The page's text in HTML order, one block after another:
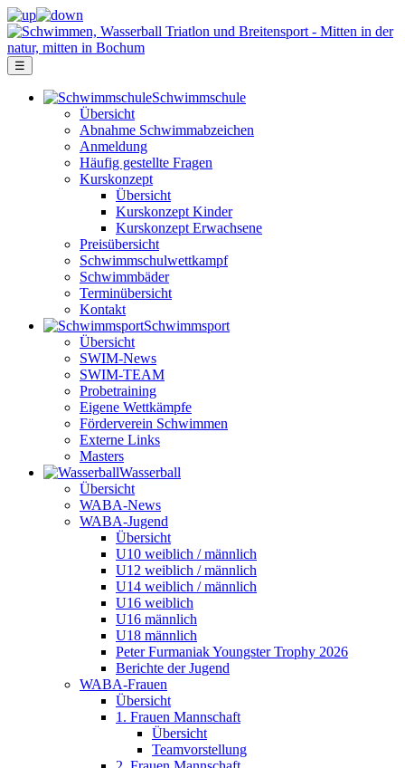
☰
Schwimm­schule
Übersicht
Ab­nah­me Schwimm­ab­zei­chen
Anmeldung
Häufig gestellte Fragen
Kurs­konzept
Übersicht
Kurskonzept Kinder
Kurskonzept Erwachsene
Preis­über­sicht
Schwimm­schul­wett­kampf
Schwimm­bäder
Terminübersicht
Kontakt
Schwimm­sport
Übersicht
SWIM-News
SWIM-TEAM
Probe­training
Eigene Wettkämpfe
Förderverein Schwimmen
Externe Links
Masters
Wasser­ball
Übersicht
WABA-News
WABA-Jugend
Übersicht
U10 weiblich / männlich
U12 weiblich / männlich
U14 weiblich / männlich
U16 weiblich
U16 männlich
U18 männlich
Peter Furmaniak Youngster Trophy 2026
Berichte der Jugend
WABA-Frauen
Übersicht
1. Frauen Mannschaft
Übersicht
Teamvorstellung